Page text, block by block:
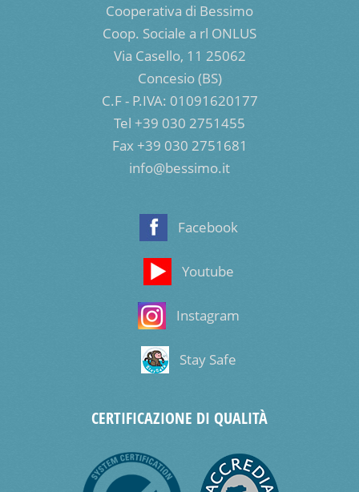
Cooperativa di Bessimo
Coop. Sociale a rl ONLUS
Via Casello, 11 25062
Concesio (BS)
C.F - P.IVA: 01091620177
Tel +39 030 2751455
Fax +39 030 2751681
info@bessimo.it
Facebook
Youtube
Instagram
Stay Safe
CERTIFICAZIONE DI QUALITÀ